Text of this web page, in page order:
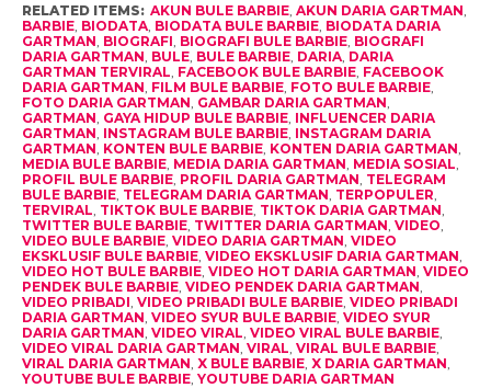
RELATED ITEMS: AKUN BULE BARBIE, AKUN DARIA GARTMAN
BARBIE, BIODATA, BIODATA BULE BARBIE, BIODATA DARIA
GARTMAN BIOGRAFI BIOGRAFI BULE BARBIE, BIOGRAFI
DARIA GARTMAN BULE, BULE BARBIE, DARIA, DARIA
GARTMAN TERVIRAL FACEBOOK BULE BARBIE, FACEBOOK
DARIA GARTMAN FILM BULE BARBIE, FOTO BULE BARBIE,
FOTO DARIA GARTMAN GAMBAR DARIA GARTMAN
GARTMAN GAYA HIDUP BULE BARBIE, INFLUENCER DARIA
GARTMAN INSTAGRAM BULE BARBIE, INSTAGRAM DARIA
GARTMAN KONTEN BULE BARBIE, KONTEN DARIA GARTMAN
MEDIA BULE BARBIE, MEDIA DARIA GARTMAN MEDIA SOSIAL
PROFIL BULE BARBIE, PROFIL DARIA GARTMAN TELEGRAM
BULE BARBIE, TELEGRAM DARIA GARTMAN TERPOPULER
TERVIRAL TIKTOK BULE BARBIE, TIKTOK DARIA GARTMAN
TWITTER BULE BARBIE, TWITTER DARIA GARTMAN VIDEO
VIDEO BULE BARBIE, VIDEO DARIA GARTMAN VIDEO
EKSKLUSIF BULE BARBIE, VIDEO EKSKLUSIF DARIA GARTMAN
VIDEO HOT BULE BARBIE, VIDEO HOT DARIA GARTMAN VIDEO
PENDEK BULE BARBIE, VIDEO PENDEK DARIA GARTMAN
VIDEO PRIBADI VIDEO PRIBADI BULE BARBIE, VIDEO PRIBADI
DARIA GARTMAN VIDEO SYUR BULE BARBIE, VIDEO SYUR
DARIA GARTMAN VIDEO VIRAL VIDEO VIRAL BULE BARBIE,
VIDEO VIRAL DARIA GARTMAN VIRAL VIRAL BULE BARBIE,
VIRAL DARIA GARTMAN X BULE BARBIE, X DARIA GARTMAN
YOUTUBE BULE BARBIE, YOUTUBE DARIA GARTMAN